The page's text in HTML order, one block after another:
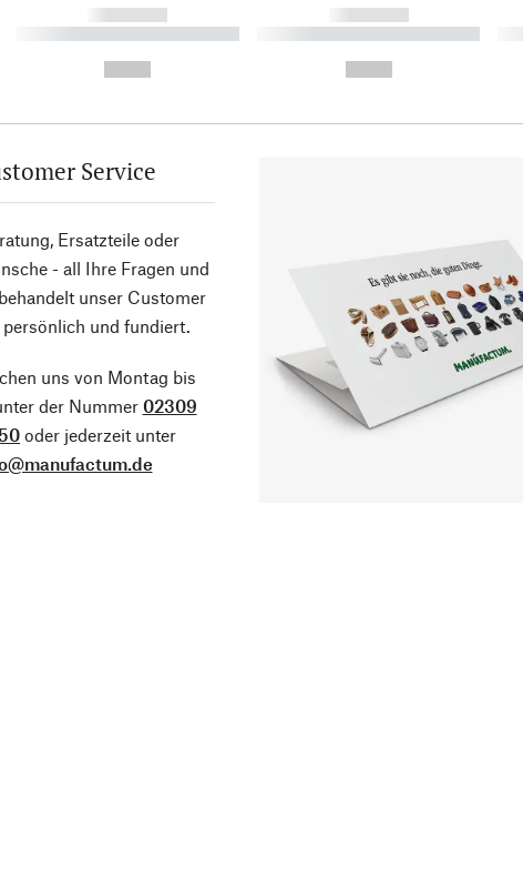
------------
----------- ----------- ----------
------------
----------- ----------- ----------
Service
Ersatzteile oder
- all Ihre Fragen und
unser Customer
persönlich und fundiert.
uns von Montag bis
der Nummer 02309
oder jederzeit unter